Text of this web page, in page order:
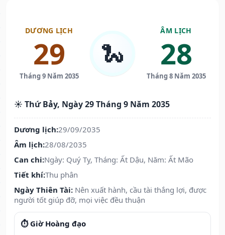
DƯƠNG LỊCH
29
Tháng 9 Năm 2035
🐍
ÂM LỊCH
28
Tháng 8 Năm 2035
☀️ Thứ Bảy, Ngày 29 Tháng 9 Năm 2035
Dương lịch:29/09/2035
Âm lịch:28/08/2035
Can chi:Ngày: Quý Tỵ, Tháng: Ất Dậu, Năm: Ất Mão
Tiết khí:Thu phân
Ngày Thiên Tài: Nên xuất hành, cầu tài thắng lợi, được
người tốt giúp đỡ, mọi việc đều thuận
⏱️ Giờ Hoàng đạo